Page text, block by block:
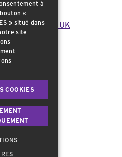
de Therakos UK
à
«
» situé dans
site
COOKIES